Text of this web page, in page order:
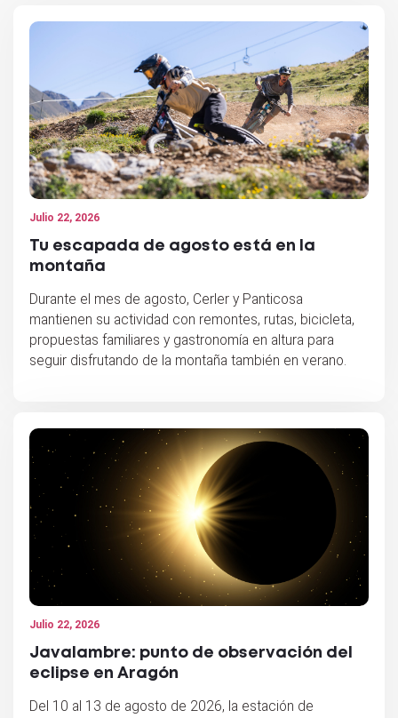
Julio 22, 2026
Tu escapada de agosto está en la
montaña
Durante el mes de agosto, Cerler y Panticosa
mantienen su actividad con remontes, rutas, bicicleta,
propuestas familiares y gastronomía en altura para
seguir disfrutando de la montaña también en verano.
Julio 22, 2026
Javalambre: punto de observación del
eclipse en Aragón
Del 10 al 13 de agosto de 2026, la estación de